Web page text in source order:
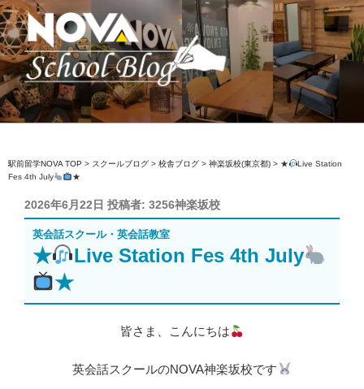
コ
ン
テ
ン
ツ
へ
ス
ッ
プ
駅前留学NOVA【公式】スクールブロ
英会話スクール・英会話教室
駅前留学NOVA TOP > スクールブログ > 校舎ブログ > 神楽坂校(東京都) > ★
Live Station
Fes 4th July
★
投
稿
日:
2026年6月22日 投稿者: 3256神楽坂校
英会話スクール・英会話教室
★
Live Station Fes 4th July
★
皆さま、こんにちは
英会話スクールのNOVA神楽坂校です